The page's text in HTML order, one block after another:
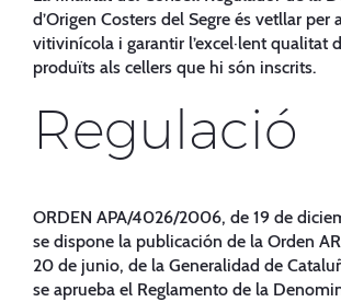
d’Origen Costers del Segre és vetllar per
vitivinícola i garantir l’excel·lent qualitat
produïts als cellers que hi són inscrits.
Regulació
ORDEN APA/4026/2006, de 19 de
se dispone la publicación de la Orden
20 de junio, de la Generalidad de
se aprueba el Reglamento de la